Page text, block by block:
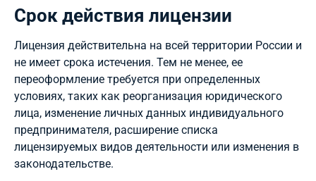
Срок действия лицензии
Лицензия действительна на всей территории России и
не имеет срока истечения. Тем не менее, ее
переоформление требуется при определенных
условиях, таких как реорганизация юридического
лица, изменение личных данных индивидуального
предпринимателя, расширение списка
лицензируемых видов деятельности или изменения в
законодательстве.